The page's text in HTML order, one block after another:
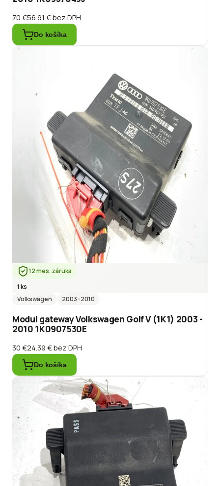
70 €56.91 €bez DPH
Do košíka
12 mes. záruka
1 ks
Volkswagen
2003–2010
Modul gateway Volkswagen Golf V (1K1) 2003 -
2010 1K0907530E
30 €24.39 €bez DPH
Do košíka